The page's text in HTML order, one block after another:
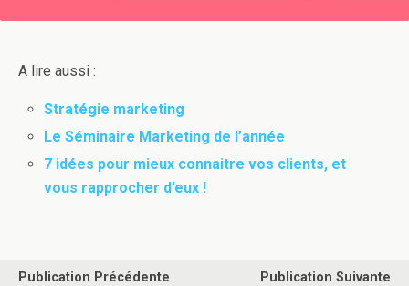
A lire aussi :
Stratégie marketing
Le Séminaire Marketing de l’année
7 idées pour mieux connaitre vos clients, et
vous rapprocher d’eux !
Publication Précédente
Publication Suivante